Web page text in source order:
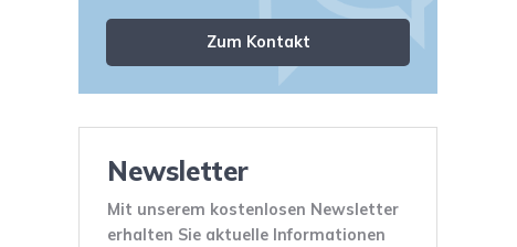
Zum Kontakt
Newsletter
Mit unserem kostenlosen Newsletter
erhalten Sie aktuelle Informationen